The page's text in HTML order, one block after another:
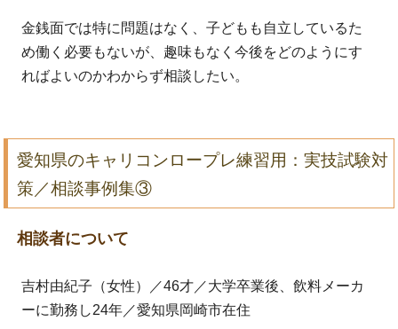
金銭面では特に問題はなく、子どもも自立しているた
め働く必要もないが、趣味もなく今後をどのようにす
ればよいのかわからず相談したい。
愛知県のキャリコンロープレ練習用：実技試験対
策／相談事例集③
相談者について
吉村由紀子（女性）／46才／大学卒業後、飲料メーカ
ーに勤務し24年／愛知県岡崎市在住